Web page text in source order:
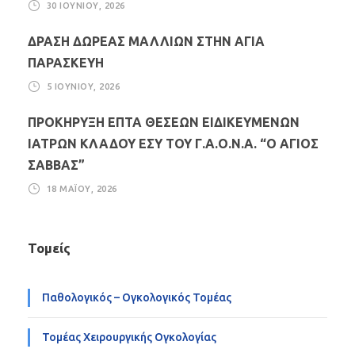
30 ΙΟΥΝΊΟΥ, 2026
ΔΡΑΣΗ ΔΩΡΕΑΣ ΜΑΛΛΙΩΝ ΣΤΗΝ ΑΓΙΑ
ΠΑΡΑΣΚΕΥΗ
5 ΙΟΥΝΊΟΥ, 2026
ΠΡΟΚΗΡΥΞΗ ΕΠΤΑ ΘΕΣΕΩΝ ΕΙΔΙΚΕΥΜΕΝΩΝ
ΙΑΤΡΩΝ ΚΛΑΔΟΥ ΕΣΥ ΤΟΥ Γ.Α.Ο.Ν.Α. “Ο ΑΓΙΟΣ
ΣΑΒΒΑΣ”
18 ΜΑΪ́ΟΥ, 2026
Τομείς
Παθολογικός – Ογκολογικός Τομέας
Τομέας Χειρουργικής Ογκολογίας